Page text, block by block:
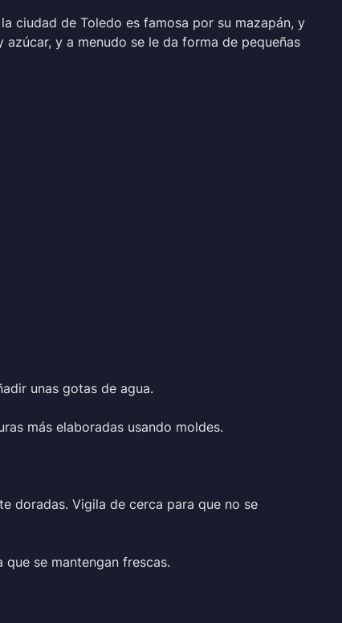
ciudad de Toledo es famosa por su mazapán, y
y a menudo se le da forma de pequeñas
unas gotas de agua.
más elaboradas usando moldes.
doradas. Vigila de cerca para que no se
se mantengan frescas.